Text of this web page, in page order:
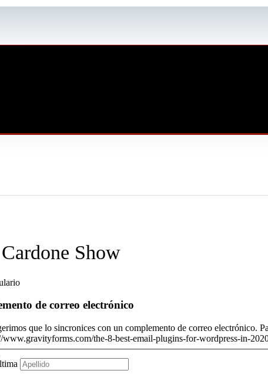
Show
de correo electrónico
que lo sincronices con un complemento de correo electrónico.
the-8-best-email-plugins-for-wordpress-in-